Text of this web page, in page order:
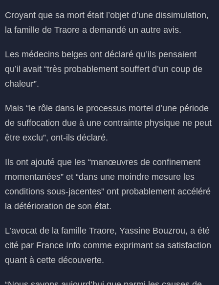
Croyant que sa mort était l’objet d’une dissimulation,
la famille de Traore a demandé un autre avis.
Les médecins belges ont déclaré qu’ils pensaient
qu’il avait “très probablement souffert d’un coup de
chaleur”.
Mais “le rôle dans le processus mortel d’une période
de suffocation due à une contrainte physique ne peut
être exclu”, ont-ils déclaré.
Ils ont ajouté que les “manœuvres de confinement
momentanées” et “dans une moindre mesure les
conditions sous-jacentes” ont probablement accéléré
la détérioration de son état.
L’avocat de la famille Traore, Yassine Bouzrou, a été
cité par France Info comme exprimant sa satisfaction
quant à cette découverte.